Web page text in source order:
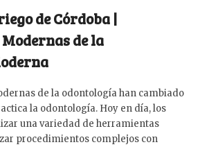
de Córdoba |
de la
de la odontología han cambiado
la odontología. Hoy en día, los
una variedad de herramientas
procedimientos complejos con